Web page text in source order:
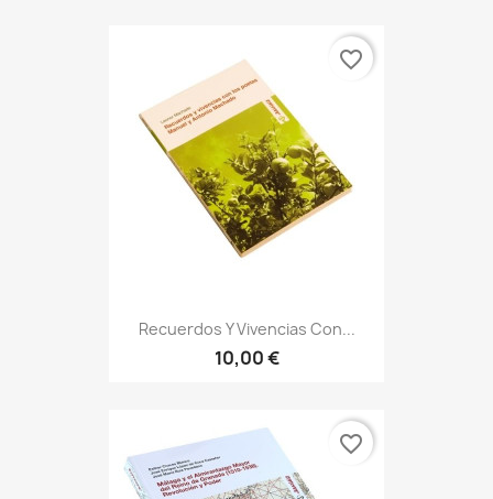
Recuerdos Y Vivencias Con...
10,00 €
favorite_border
favorite_border